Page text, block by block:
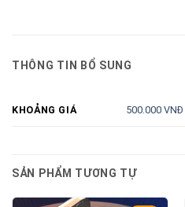
THÔNG TIN BỔ SUNG
KHOẢNG GIÁ 500.000
SẢN PHẨM TƯƠNG TỰ